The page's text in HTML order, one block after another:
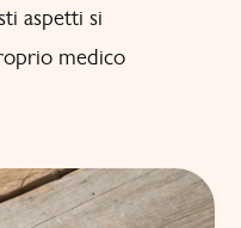
aspetti si
medico